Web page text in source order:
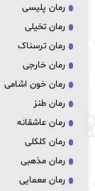
رمان پلیسی
رمان تخیلی
رمان ترسناک
رمان خارجی
رمان خون اشامی
رمان طنز
رمان عاشقانه
رمان کلکلی
رمان مذهبی
رمان معمایی